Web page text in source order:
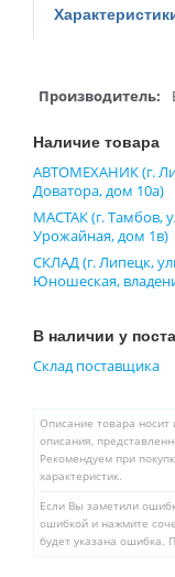
Производитель:
Наличие товара
АВТОМЕХАНИК (г.
Доватора, дом 10а)
МАСТАК (г. Тамбов,
Урожайная, дом 1в)
СКЛАД (г. Липецк,
Юношеская,
В наличии у
Склад поставщика
Описание товара
описания,
Рекомендуем при
характеристик.
Если Вы заметили
ошибкой и нажмите
будет указана ошибка.